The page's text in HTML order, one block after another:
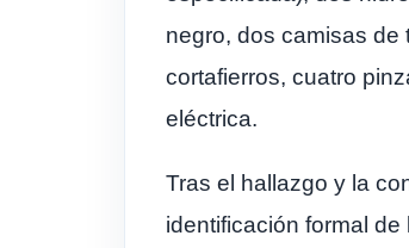
negro, dos camisas de
cortafierros, cuatro
eléctrica.
Tras el hallazgo y la
identificación formal